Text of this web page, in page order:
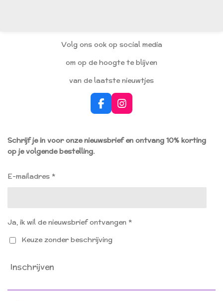
Volg ons ook op social media
om op de hoogte te blijven
van de laatste nieuwtjes
F
a
b
I
n
t
a
Schrijf je in voor onze nieuwsbrief en ontvang 10% korting
op je volgende bestelling.
E-mailadres *
Ja, ik wil de nieuwsbrief ontvangen *
Keuze zonder beschrijving
Inschrijven